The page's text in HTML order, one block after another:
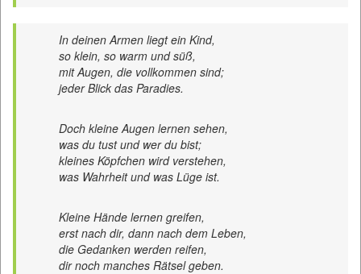
In deinen Armen liegt ein Kind,
so klein, so warm und süß,
mit Augen, die vollkommen sind;
jeder Blick das Paradies.
Doch kleine Augen lernen sehen,
was du tust und wer du bist;
kleines Köpfchen wird verstehen,
was Wahrheit und was Lüge ist.
Kleine Hände lernen greifen,
erst nach dir, dann nach dem Leben,
die Gedanken werden reifen,
dir noch manches Rätsel geben.